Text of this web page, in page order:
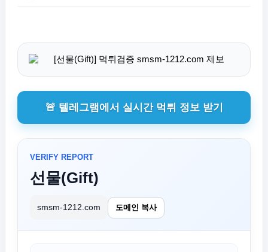
🚨 텔레그램에서 실시간 먹튀 정보 받기
VERIFY REPORT
선물(Gift)
smsm-1212.com 도메인 복사